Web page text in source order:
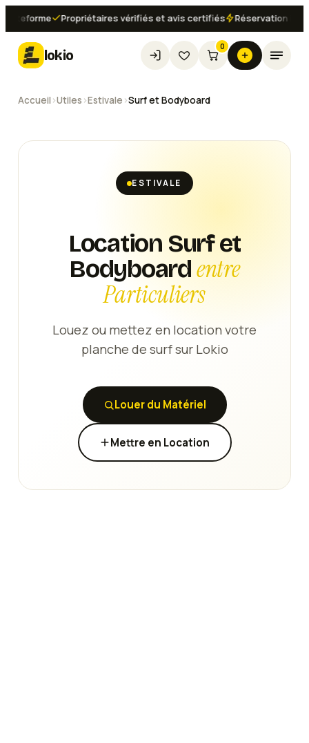
Propriétaires vérifiés et avis certifiés Réservation
lokio
0
Accueil ›Utiles ›Estivale ›Surf et Bodyboard
ESTIVALE
Location Surf et
Bodyboardentre
Particuliers
Louez ou mettez en location votre
planche de surf sur Lokio
Louer du Matériel
Mettre en Location